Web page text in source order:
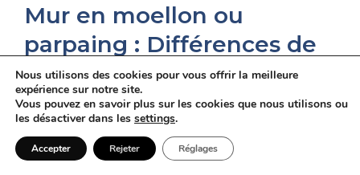
Mur en moellon ou
parpaing : Différences de
prix et de solidité
9 mai 2026
En Bref Mur en moellon peut désigner une
Nous utilisons des cookies pour vous offrir la meilleure
expérience sur notre site.
Vous pouvez en savoir plus sur les cookies que nous utilisons ou
les désactiver dans les settings.
Accepter Rejeter Réglages